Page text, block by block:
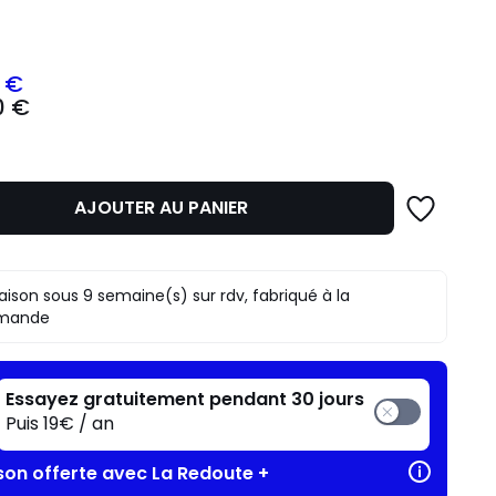
€
€
AJOUTER AU PANIER
sous 9 semaine(s) sur rdv, fabriqué à la
Essayez gratuitement pendant 30 jours
Puis 19€ / an
offerte avec La Redoute +